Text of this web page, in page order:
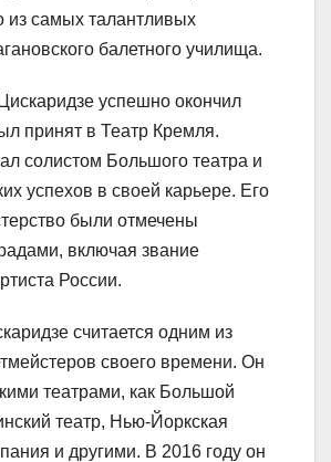
из самых талантливых
балетного училища.
успешно окончил
принят в Театр Кремля.
солистом Большого театра и
успехов в своей карьере. Его
были отмечены
включая звание
России.
считается одним из
своего времени. Он
театрами, как Большой
театр, Нью-Йоркская
и другими. В 2016 году он